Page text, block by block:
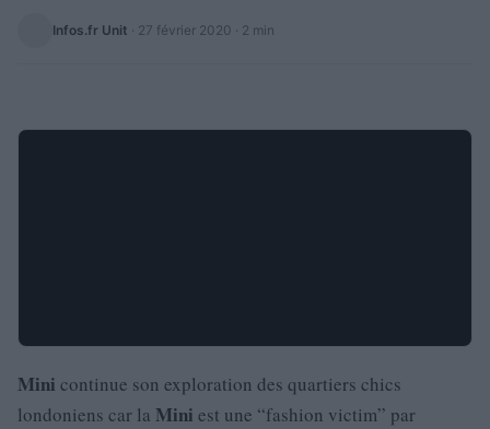
Infos.fr Unit · 27 février 2020 · 2 min
Mini continue son exploration des quartiers chics
londoniens car la Mini est une “fashion victim” par